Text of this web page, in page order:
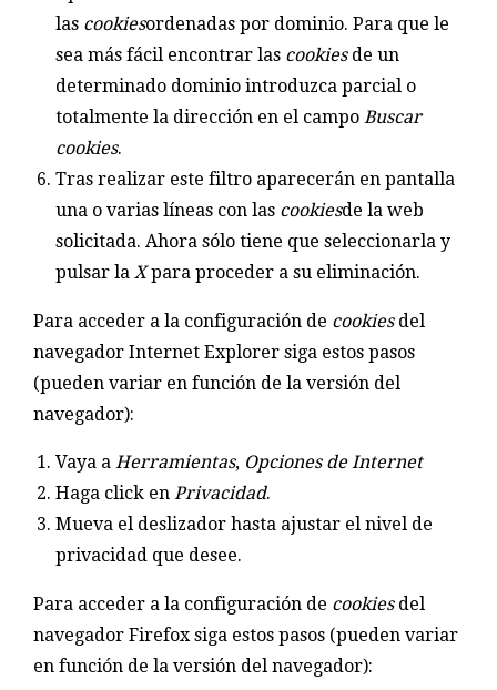
las cookiesordenadas por dominio. Para que le
sea más fácil encontrar las cookiesde un
determinado dominio introduzca parcial o
totalmente la dirección en el campo Buscar
cookies.
Tras realizar este filtro aparecerán en pantalla
una o varias líneas con las cookiesde la web
solicitada. Ahora sólo tiene que seleccionarla y
pulsar la Xpara proceder a su eliminación.
Para acceder a la configuración de cookiesdel
navegador Internet Explorer siga estos pasos
(pueden variar en función de la versión del
navegador):
Vaya a Herramientas, Opciones de Internet
Haga click en Privacidad.
Mueva el deslizador hasta ajustar el nivel de
privacidad que desee.
Para acceder a la configuración de cookiesdel
navegador Firefox siga estos pasos (pueden variar
en función de la versión del navegador):